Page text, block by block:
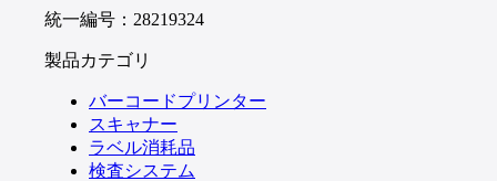
統一編号：28219324
製品カテゴリ
バーコードプリンター
スキャナー
ラベル消耗品
検査システム